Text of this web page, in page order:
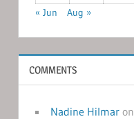
« Jun
Aug »
COMMENTS
Nadine Hilmaron